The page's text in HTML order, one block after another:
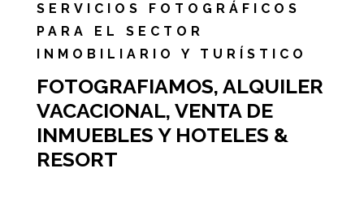
SERVICIOS FOTOGRÁFICOS
PARA EL SECTOR
INMOBILIARIO Y TURÍSTICO
FOTOGRAFIAMOS, ALQUILER
VACACIONAL, VENTA DE
INMUEBLES Y HOTELES &
RESORT